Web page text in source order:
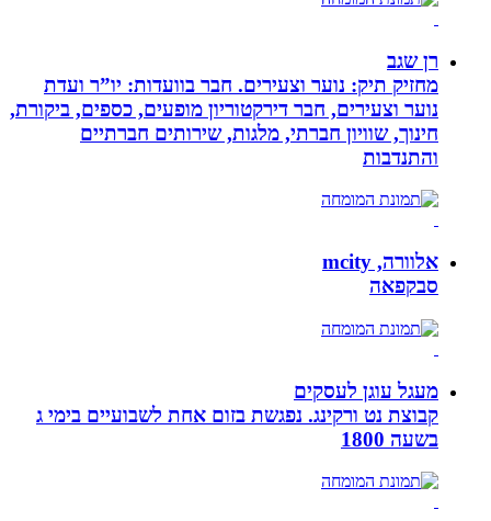
רן שגב
מחזיק תיק: נוער וצעירים. חבר בוועדות: יו”ר ועדת
נוער וצעירים, חבר דירקטוריון מופעים, כספים, ביקורת,
חינוך, שוויון חברתי, מלגות, שירותים חברתיים
והתנדבות
אלוורה, mcity
סבקפאה
מעגל עוגן לעסקים
קבוצת נט ורקינג. נפגשת בזום אחת לשבועיים בימי ג
בשעה 1800